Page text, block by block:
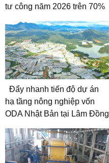
tư công năm 2026 trên 70%
Đẩy nhanh tiến độ dự án
hạ tầng nông nghiệp vốn
ODA Nhật Bản tại Lâm Đồng